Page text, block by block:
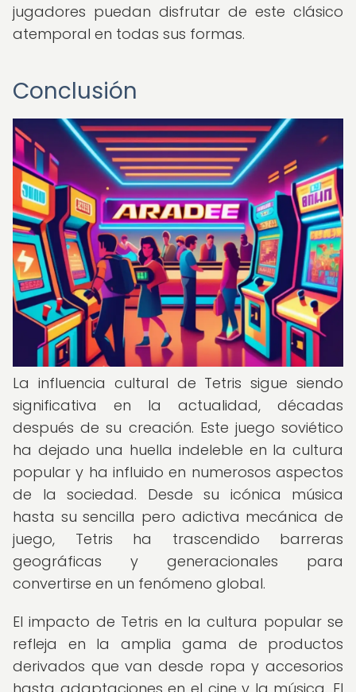
jugadores puedan disfrutar de este clásico
atemporal en todas sus formas.
Conclusión
La influencia cultural de Tetris sigue siendo
significativa en la actualidad, décadas
después de su creación. Este juego soviético
ha dejado una huella indeleble en la cultura
popular y ha influido en numerosos aspectos
de la sociedad. Desde su icónica música
hasta su sencilla pero adictiva mecánica de
juego, Tetris ha trascendido barreras
geográficas y generacionales para
convertirse en un fenómeno global.
El impacto de Tetris en la cultura popular se
refleja en la amplia gama de productos
derivados que van desde ropa y accesorios